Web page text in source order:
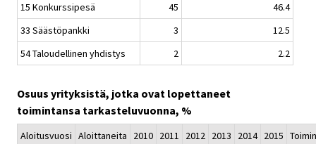
15 Konkurssipesä
45
46.4
33 Säästöpankki
3
12.5
54 Taloudellinen yhdistys
2 2.2
Osuus yrityksistä, jotka ovat lopettaneet
toimintansa tarkasteluvuonna, %
Aloitusvuosi Aloittaneita
2010 2011 2012 2013 2014 2015